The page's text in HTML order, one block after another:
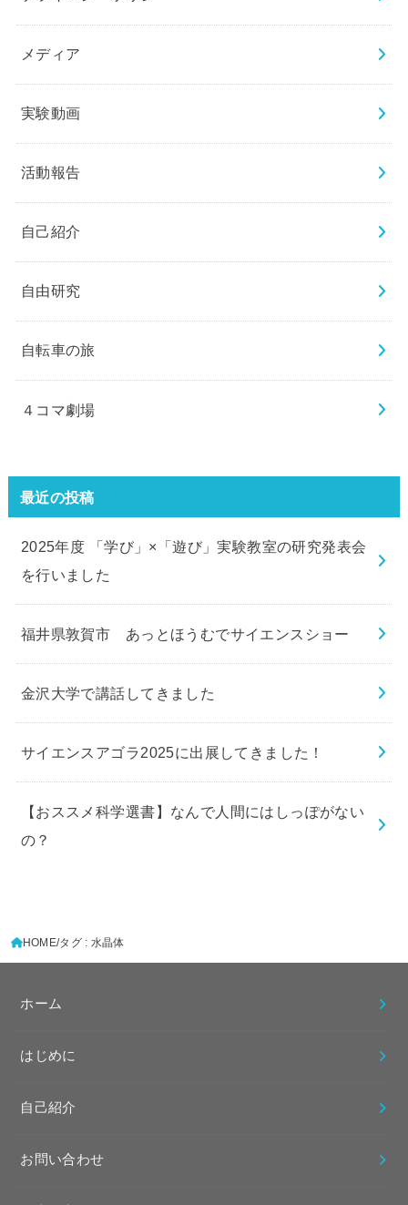
メディア
実験動画
活動報告
自己紹介
自由研究
自転車の旅
４コマ劇場
最近の投稿
2025年度 「学び」×「遊び」実験教室の研究発表会
を行いました
福井県敦賀市 あっとほうむでサイエンスショー
金沢大学で講話してきました
サイエンスアゴラ2025に出展してきました！
【おススメ科学選書】なんで人間にはしっぽがない
の？
HOME タグ : 水晶体
ホーム
はじめに
自己紹介
お問い合わせ